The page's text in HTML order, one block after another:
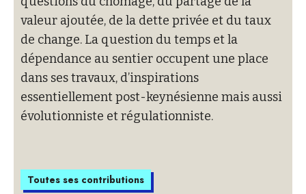
valeur ajoutée, de la dette privée et du taux
de change. La question du temps et la
dépendance au sentier occupent une place
dans ses travaux, d’inspirations
essentiellement post-keynésienne mais aussi
évolutionniste et régulationniste.
Toutes ses contributions